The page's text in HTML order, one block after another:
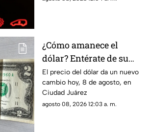
¿Cómo amanece el
dólar? Entérate de su
precio hoy, 8 de agosto,
en Ciudad Juárez
El precio del dólar da un nuevo
cambio hoy, 8 de agosto, en
Ciudad Juárez
agosto 08, 2026 12:03 a. m.